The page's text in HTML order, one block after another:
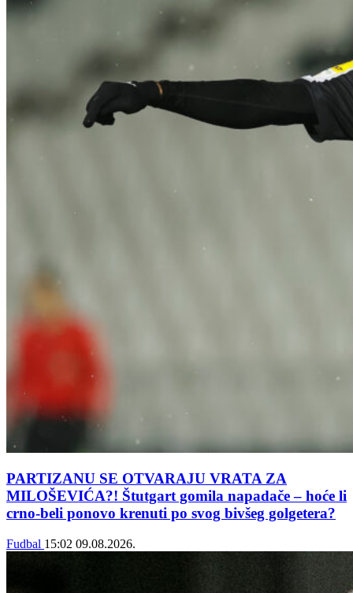
PARTIZANU SE OTVARAJU VRATA ZA
MILOŠEVIĆA?! Štutgart gomila napadače – hoće li
crno-beli ponovo krenuti po svog bivšeg golgetera?
Fudbal 15:02 09.08.2026.